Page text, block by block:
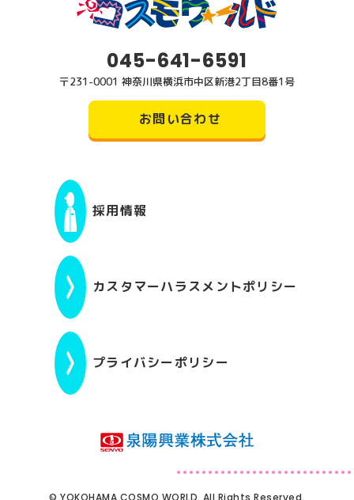
045-641-6591
〒231-0001 神奈川県横浜市中区新港2丁目8番1号
お問い合わせ
採用情報
カスタマーハラスメントポリシー
プライバシーポリシー
© YOKOHAMA COSMO WORLD. All Rights Reserved.